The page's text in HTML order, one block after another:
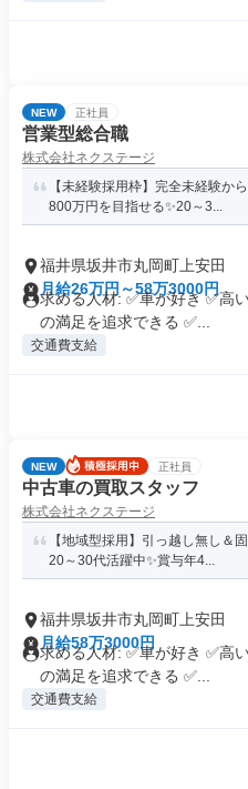
NEW 正社員
営業型総合職
株式会社ネクステージ
【未経験採用枠】完全未経験か
800万円を目指せる✨20～3...
福井県坂井市丸岡町上安田
月給26万円～58万3000円
求める人材: ✅車が好き ✅高
の満足を追求できる ✅...
交通費支給
NEW 正社員
中古車の買取スタッフ
株式会社ネクステージ
【地域型採用】引っ越し無し＆
20～30代活躍中✨賞与年4...
福井県坂井市丸岡町上安田
月給58万3000円
求める人材: ✅車が好き ✅高
の満足を追求できる ✅...
交通費支給